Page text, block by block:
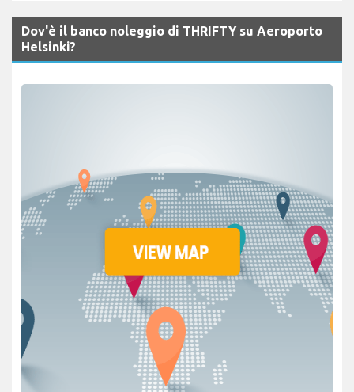
Dov'è il banco noleggio di THRIFTY su Aeroporto
Helsinki?